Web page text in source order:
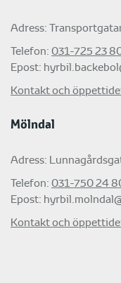
Adress:
Telefon: 031-725 23
Epost:
Kontakt och
Mölndal
Adress:
Telefon: 031-750 24
Epost:
Kontakt och